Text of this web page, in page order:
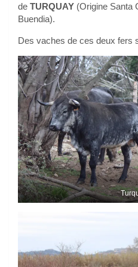
de TURQUAY (Origine Santa
Buendia).
Des vaches de ces deux fers